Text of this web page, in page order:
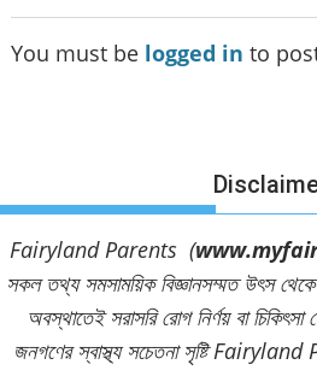
You must be logged in to
Fairyland Parents (
সকল তথ্য সমসাময়িক বিজ্ঞানসম্মত উৎস
অবস্থাতেই সরাসরি রোগ নির্ণয় বা
জনগণের স্বাস্থ্য সচেতনা সৃষ্টি